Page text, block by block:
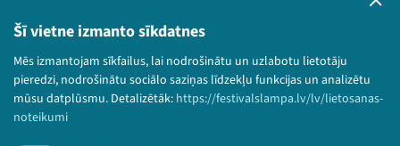
Šī vietne izmanto sīkdatnes
Mēs izmantojam sīkfailus, lai nodrošinātu un uzlabotu lietotāju
pieredzi, nodrošinātu sociālo saziņas līdzekļu funkcijas un analizētu
mūsu datplūsmu. Detalizētāk: https://festivalslampa.lv/lv/lietosanas-
noteikumi
Bērnu aizsardzības politika
© 2026 Sarunu festivāls LAMPA Visas tiesības
paturētas.